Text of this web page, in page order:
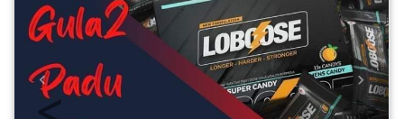
Previous Next
BABIES(0)
KESIHATAN(80)